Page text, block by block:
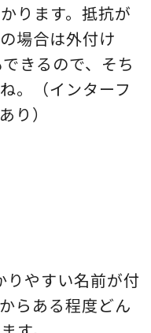
ります。抵抗が
場合は外付け
きるので、そち
。（インターフ
り）
りやすい名前が付
らある程度どん